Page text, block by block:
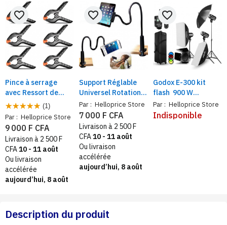
Pince à serrage
avec Ressort de
Haute Résistance
pour la
photographie, Lot
de 6 pièces
(1)
Par : Helloprice Store
favorite_border
9 000 F CFA
Livraison à 2 500 F
CFA10 - 11 août
Ou livraison
accélérée
aujourd’hui, 8 août
Support Réglable
Universel Rotation
360° pour
Smartphone et
tablette
Par : Helloprice Store
favorite_border
7 000 F CFA
Livraison à 2 500 F
CFA10 - 11 août
Ou livraison
accélérée
aujourd’hui, 8 août
Godox E-300 kit
flash 900 W
Ensemble
d'éclairage
Par : Helloprice Store
favorite_border
Indisponible
Description du produit